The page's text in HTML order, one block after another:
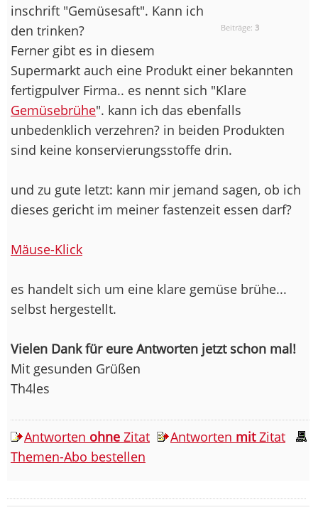
Beiträge:3
inschrift "Gemüsesaft". Kann ich
den trinken?
Ferner gibt es in diesem
Supermarkt auch eine Produkt einer bekannten
fertigpulver Firma.. es nennt sich "Klare
Gemüsebrühe". kann ich das ebenfalls
unbedenklich verzehren? in beiden Produkten
sind keine konservierungsstoffe drin.
und zu gute letzt: kann mir jemand sagen, ob ich
dieses gericht im meiner fastenzeit essen darf?
Mäuse-Klick
es handelt sich um eine klare gemüse brühe...
selbst hergestellt.
Vielen Dank für eure Antworten jetzt schon mal!
Mit gesunden Grüßen
Th4les
Antworten ohne Zitat Antworten mitZitat
Themen-Abo bestellen